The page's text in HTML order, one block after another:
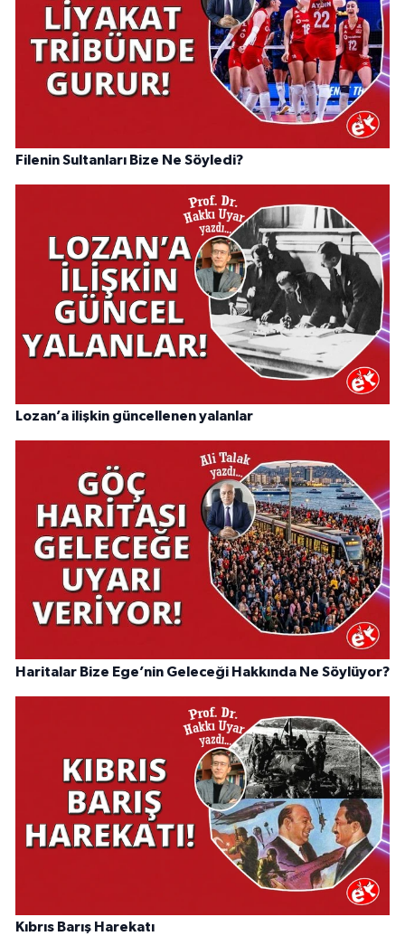
Filenin Sultanları Bize Ne Söyledi?
Lozan’a ilişkin güncellenen yalanlar
Haritalar Bize Ege’nin Geleceği Hakkında Ne Söylüyor?
Kıbrıs Barış Harekatı